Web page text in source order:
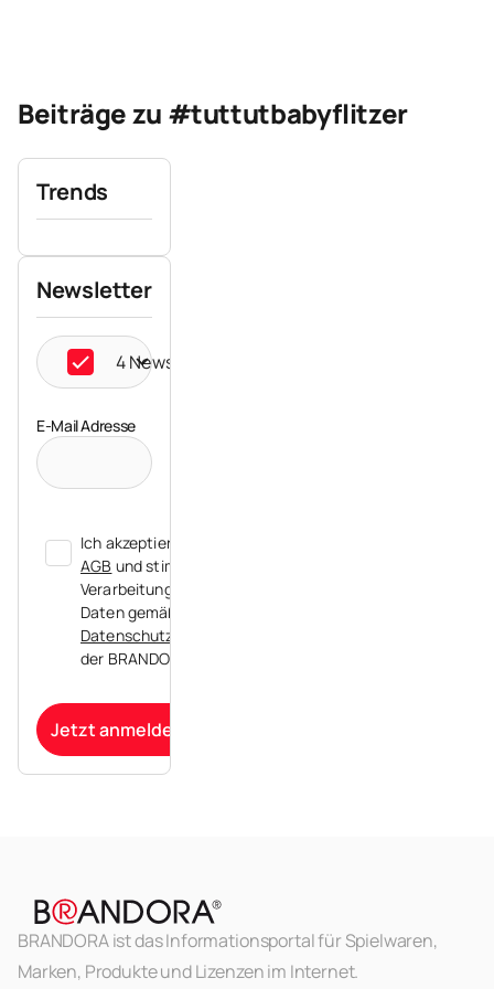
Beiträge zu #tuttutbabyflitzer
Trends
Newsletter
4 Newsletter ausgewählt
E-Mail Adresse
Ich akzeptiere die
AGB und stimme der
Verarbeitung meiner
Daten gemäß der
Datenschutzerklärung
der BRANDORA zu.
Jetzt anmelden
BRANDORA ist das Informationsportal für Spielwaren,
Marken, Produkte und Lizenzen im Internet.